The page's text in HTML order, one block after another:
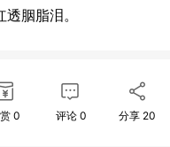
胭脂泪。
0 评论 0 分享 20